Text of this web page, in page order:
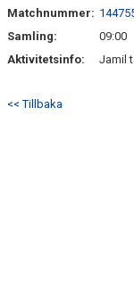
FÖLJ OSS PÅ
Matchnummer:
Samling:
09:00
Aktivitetsinfo:
Jamil
<< Tillbaka